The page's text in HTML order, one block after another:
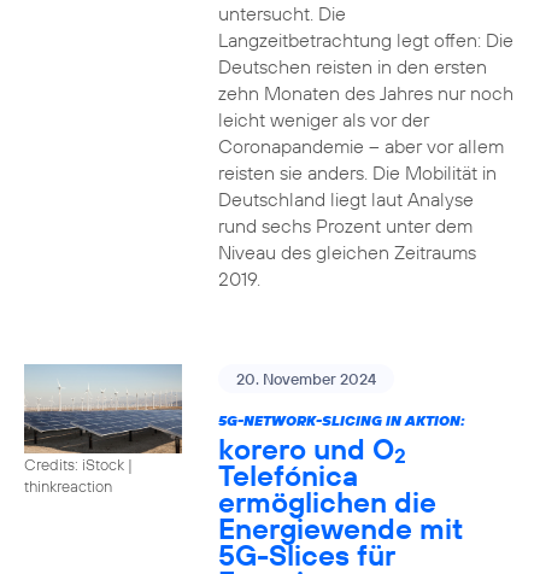
untersucht. Die
Langzeitbetrachtung legt offen: Die
Deutschen reisten in den ersten
zehn Monaten des Jahres nur noch
leicht weniger als vor der
Coronapandemie – aber vor allem
reisten sie anders. Die Mobilität in
Deutschland liegt laut Analyse
rund sechs Prozent unter dem
Niveau des gleichen Zeitraums
2019.
Credits: iStock |
thinkreaction
20. November 2024
5G-NETWORK-SLICING IN AKTION:
korero und O2
Telefónica
ermöglichen die
Energiewende mit
5G-Slices für